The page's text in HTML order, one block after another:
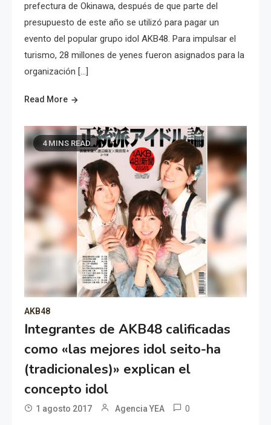
prefectura de Okinawa, después de que parte del
presupuesto de este año se utilizó para pagar un
evento del popular grupo idol AKB48. Para impulsar el
turismo, 28 millones de yenes fueron asignados para la
organización […]
Read More
4 MINS READ
AKB48
Integrantes de AKB48 calificadas
como «las mejores idol seito-ha
(tradicionales)» explican el
concepto idol
1 agosto 2017 Agencia YEA 0